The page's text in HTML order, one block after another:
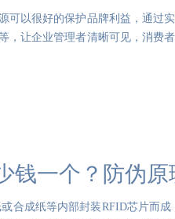
可以很好的保护品牌利益，通过
，让企业管理者清晰可见，消费
钱一个？防伪原
合成纸等内部封装RFID芯片而